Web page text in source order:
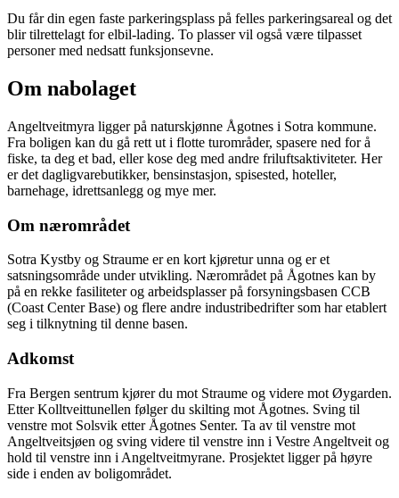
Du får din egen faste parkeringsplass på felles parkeringsareal og det
blir tilrettelagt for elbil-lading. To plasser vil også være tilpasset
personer med nedsatt funksjonsevne.
Om nabolaget
Angeltveitmyra ligger på naturskjønne Ågotnes i Sotra kommune.
Fra boligen kan du gå rett ut i flotte turområder, spasere ned for å
fiske, ta deg et bad, eller kose deg med andre friluftsaktiviteter. Her
er det dagligvarebutikker, bensinstasjon, spisested, hoteller,
barnehage, idrettsanlegg og mye mer.
Om nærområdet
Sotra Kystby og Straume er en kort kjøretur unna og er et
satsningsområde under utvikling. Nærområdet på Ågotnes kan by
på en rekke fasiliteter og arbeidsplasser på forsyningsbasen CCB
(Coast Center Base) og flere andre industribedrifter som har etablert
seg i tilknytning til denne basen.
Adkomst
Fra Bergen sentrum kjører du mot Straume og videre mot Øygarden.
Etter Kolltveittunellen følger du skilting mot Ågotnes. Sving til
venstre mot Solsvik etter Ågotnes Senter. Ta av til venstre mot
Angeltveitsjøen og sving videre til venstre inn i Vestre Angeltveit og
hold til venstre inn i Angeltveitmyrane. Prosjektet ligger på høyre
side i enden av boligområdet.